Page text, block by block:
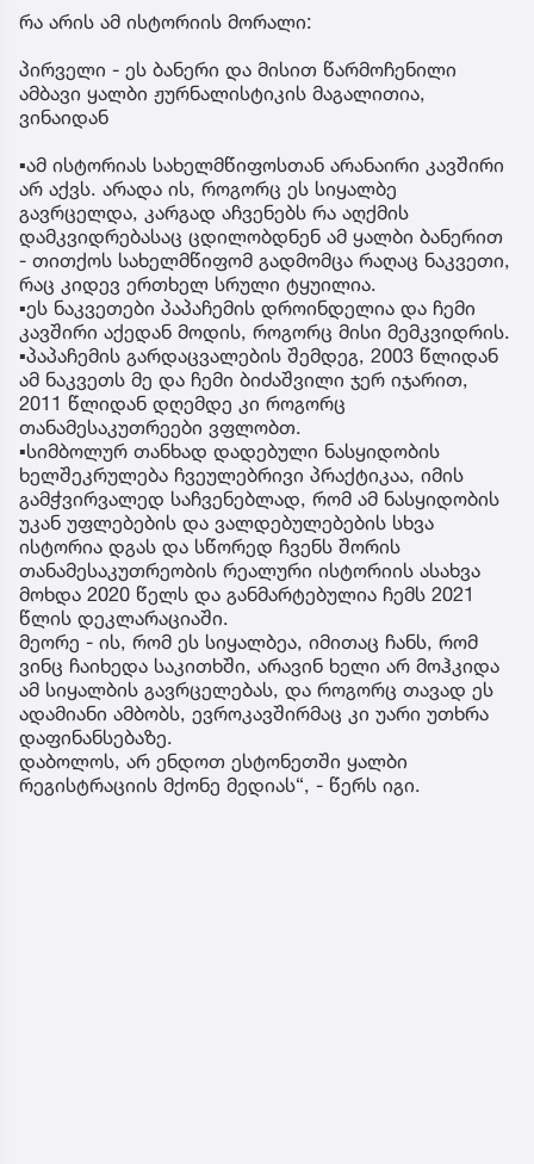
რა არის ამ ისტორიის მორალი:
პირველი - ეს ბანერი და მისით წარმოჩენილი
ამბავი ყალბი ჟურნალისტიკის მაგალითია,
ვინაიდან
▪️ამ ისტორიას სახელმწიფოსთან არანაირი კავშირი
არ აქვს. არადა ის, როგორც ეს სიყალბე
გავრცელდა, კარგად აჩვენებს რა აღქმის
დამკვიდრებასაც ცდილობდნენ ამ ყალბი ბანერით
- თითქოს სახელმწიფომ გადმომცა რაღაც ნაკვეთი,
რაც კიდევ ერთხელ სრული ტყუილია.
▪️ეს ნაკვეთები პაპაჩემის დროინდელია და ჩემი
კავშირი აქედან მოდის, როგორც მისი მემკვიდრის.
▪️პაპაჩემის გარდაცვალების შემდეგ, 2003 წლიდან
ამ ნაკვეთს მე და ჩემი ბიძაშვილი ჯერ იჯარით,
2011 წლიდან დღემდე კი როგორც
თანამესაკუთრეები ვფლობთ.
▪️სიმბოლურ თანხად დადებული ნასყიდობის
ხელშეკრულება ჩვეულებრივი პრაქტიკაა, იმის
გამჭვირვალედ საჩვენებლად, რომ ამ ნასყიდობის
უკან უფლებების და ვალდებულებების სხვა
ისტორია დგას და სწორედ ჩვენს შორის
თანამესაკუთრეობის რეალური ისტორიის ასახვა
მოხდა 2020 წელს და განმარტებულია ჩემს 2021
წლის დეკლარაციაში.
მეორე - ის, რომ ეს სიყალბეა, იმითაც ჩანს, რომ
ვინც ჩაიხედა საკითხში, არავინ ხელი არ მოჰკიდა
ამ სიყალბის გავრცელებას, და როგორც თავად ეს
ადამიანი ამბობს, ევროკავშირმაც კი უარი უთხრა
დაფინანსებაზე.
დაბოლოს, არ ენდოთ ესტონეთში ყალბი
რეგისტრაციის მქონე მედიას“, - წერს იგი.